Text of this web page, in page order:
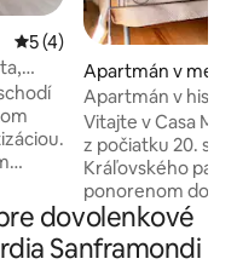
Priemerné ohodnotenie 5
5 (4)
Apartmán v
ta
Apartmán v
neďaleko Caserty
Vitajte v Casa
z počiatku 20.
Kráľovského
ponorenom do
obľúbenom u
hľadajúcich krásu. • 40 m² veľká junior
apartmánová
dovolenkové
Sanframondi